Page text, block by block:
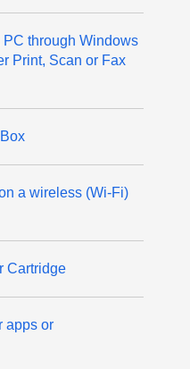
PC through Windows
Print, Scan or Fax
a wireless (Wi-Fi)
Cartridge
apps or